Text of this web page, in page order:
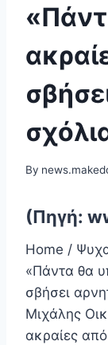
By
(Πηγή:
Home /
«Πάντα θα
σβήσει
Μιχάλης
ακραίες